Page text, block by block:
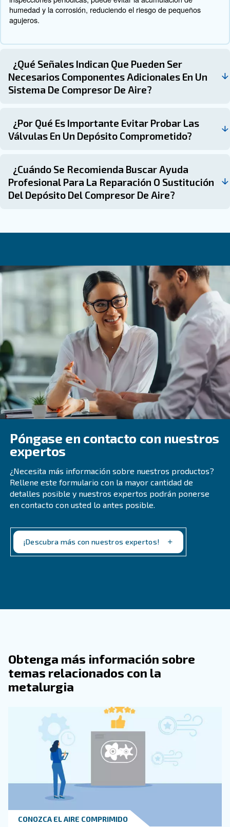
ya que esto puede provocar lesiones graves.
Ineficiencias del sistema: las fluctuaciones de
las ineficiencias pueden indicar problemas más profundos
atención de expertos.
Póngase en contacto con el
La reparación del depósito del compresor de aire es
para mantener la eficiencia // eficacia y la seguridad de
de aire comprimido. Una reparación y un
peligros.
Aunque algunas reparaciones menores se pueden
se recomienda buscar asistencia profesional para
sistema. Al comprender los problemas comunes, los
años.
Para obtener soluciones integrales a los problemas de
compresores de aire, incluidas piezas, reparaciones,
ventas, considere ponerse en contacto con
experiencia puede ayudarle a mantener la eficiencia //
sistema de compresor de aire y garantizar su
¡Descubra más con nuestros expertos!
Preguntas más frecuentes
¿Cuáles Son Los Riesgos Potenciales
Compresor De Aire?
inspecciones periódicas, puede evitar la
humedad y la corrosión, reduciendo el riesgo de
agujeros.
¿Qué Señales Indican Que Pueden Ser
Necesarios Componentes Adicionales
Sistema De Compresor De Aire?
¿Por Qué Es Importante Evitar Probar